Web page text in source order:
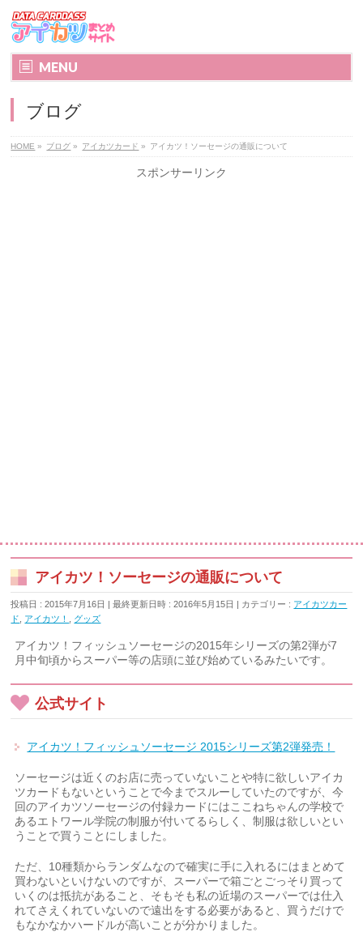
MENU
ブログ
HOME » ブログ » アイカツカード » アイカツ！ソーセージの通販について
スポンサーリンク
アイカツ！ソーセージの通販について
投稿日 : 2015年7月16日 最終更新日時 : 2016年5月15日 カテゴリー : アイカツカー
ド
アイカツ！ グッズ
アイカツ！フィッシュソーセージの2015年シリーズの第2弾が7
月中旬頃からスーパー等の店頭に並び始めているみたいです。
公式サイト
アイカツ！フィッシュソーセージ 2015シリーズ第2弾発売！
ソーセージは近くのお店に売っていないことや特に欲しいアイカ
ツカードもないということで今までスルーしていたのですが、今
回のアイカツソーセージの付録カードにはここねちゃんの学校で
あるエトワール学院の制服が付いてるらしく、制服は欲しいとい
うことで買うことにしました。
ただ、10種類からランダムなので確実に手に入れるにはまとめて
買わないといけないのですが、スーパーで箱ごとごっそり買って
いくのは抵抗があること、そもそも私の近場のスーパーでは仕入
れてさえくれていないので遠出をする必要があると、買うだけで
もなかなかハードルが高いことが分かりました。